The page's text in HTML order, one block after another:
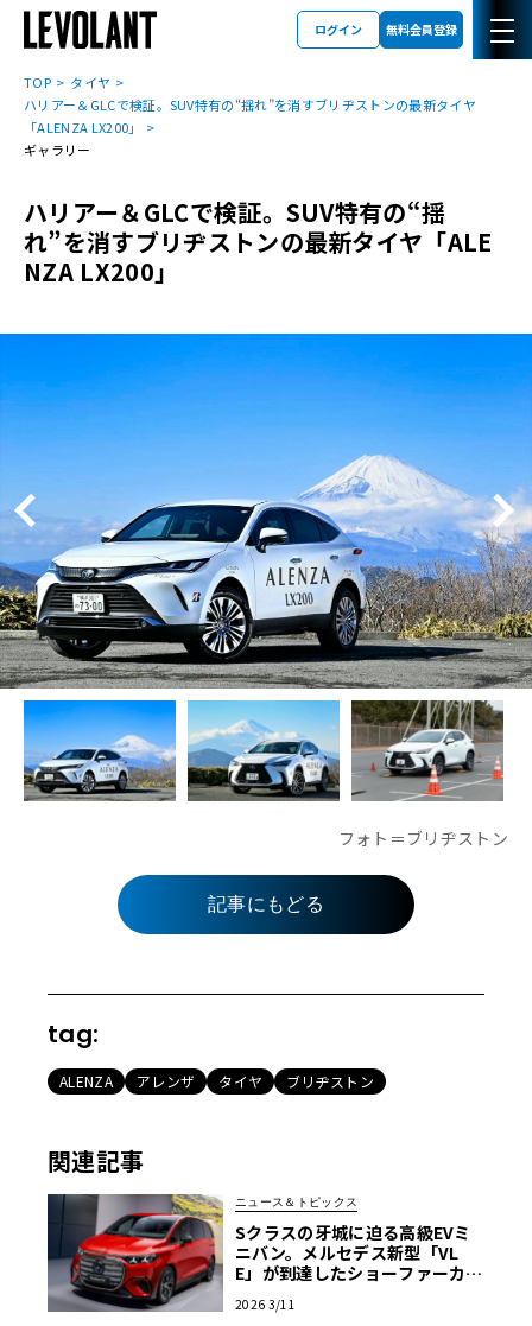
ログイン 無料会員登録
TOP
タイヤ
ハリアー＆GLCで検証。SUV特有の“揺れ”を消すブリヂストンの最新タイヤ
「ALENZA LX200」
ギャラリー
ハリアー＆GLCで検証。SUV特有の“揺
れ”を消すブリヂストンの最新タイヤ「ALE
NZA LX200」
フォト＝ブリヂストン
記事にもどる
tag:
ALENZA アレンザ タイヤ ブリヂストン
関連記事
ニュース＆トピックス
Sクラスの牙城に迫る高級EVミ
ニバン。メルセデス新型「VL
E」が到達したショーファーカー
2026 3/11